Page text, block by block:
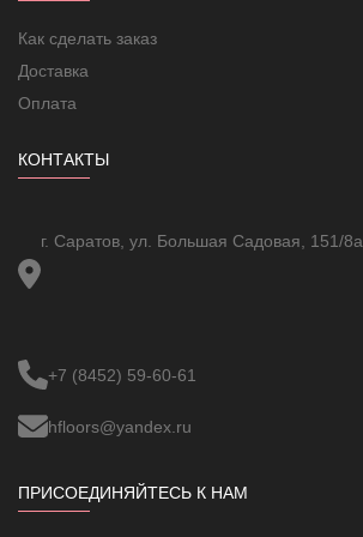
Как сделать заказ
Доставка
Оплата
КОНТАКТЫ
г. Саратов, ул. Большая Садовая, 151/8а
+7 (8452) 59-60-61
hfloors@yandex.ru
ПРИСОЕДИНЯЙТЕСЬ К НАМ